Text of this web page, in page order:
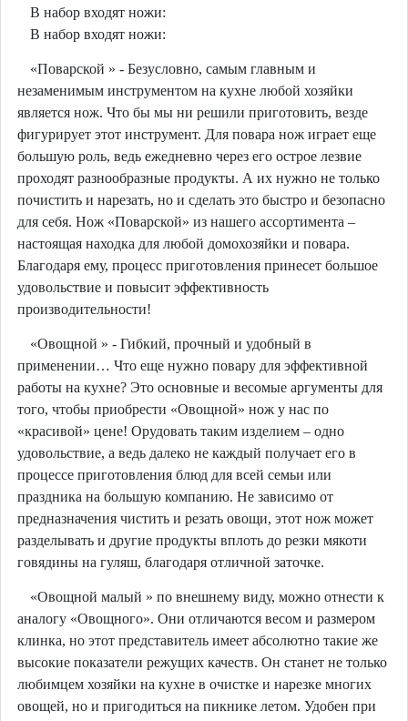
В набор входят ножи:
В набор входят ножи:
«Поварской » - Безусловно, самым главным и
незаменимым инструментом на кухне любой хозяйки
является нож. Что бы мы ни решили приготовить, везде
фигурирует этот инструмент. Для повара нож играет еще
большую роль, ведь ежедневно через его острое лезвие
проходят разнообразные продукты. А их нужно не только
почистить и нарезать, но и сделать это быстро и безопасно
для себя. Нож «Поварской» из нашего ассортимента –
настоящая находка для любой домохозяйки и повара.
Благодаря ему, процесс приготовления принесет большое
удовольствие и повысит эффективность
производительности!
«Овощной » - Гибкий, прочный и удобный в
применении… Что еще нужно повару для эффективной
работы на кухне? Это основные и весомые аргументы для
того, чтобы приобрести «Овощной» нож у нас по
«красивой» цене! Орудовать таким изделием – одно
удовольствие, а ведь далеко не каждый получает его в
процессе приготовления блюд для всей семьи или
праздника на большую компанию. Не зависимо от
предназначения чистить и резать овощи, этот нож может
разделывать и другие продукты вплоть до резки мякоти
говядины на гуляш, благодаря отличной заточке.
«Овощной малый » по внешнему виду, можно отнести к
аналогу «Овощного». Они отличаются весом и размером
клинка, но этот представитель имеет абсолютно такие же
высокие показатели режущих качеств. Он станет не только
любимцем хозяйки на кухне в очистке и нарезке многих
овощей, но и пригодиться на пикнике летом. Удобен при